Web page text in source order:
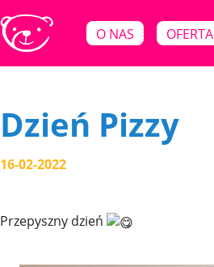
O NAS OFERTA
Dzień Pizzy
16-02-2022
Przepyszny dzień